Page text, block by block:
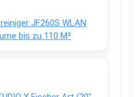
JF260S WLAN
bis zu 110 M²